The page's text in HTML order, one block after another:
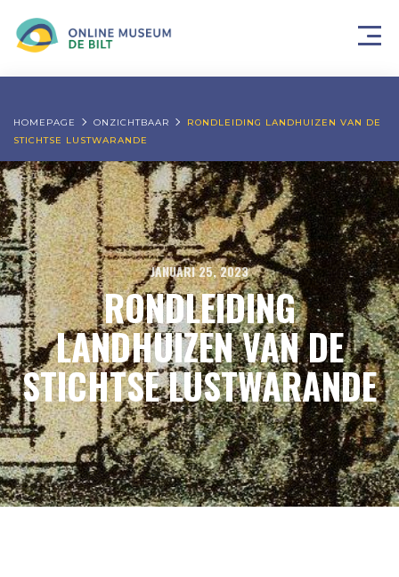
HOMEPAGE ONZICHTBAAR
RONDLEIDING LANDHUIZEN VAN DE
STICHTSE LUSTWARANDE
JANUARI 25, 2023
RONDLEIDING
LANDHUIZEN VAN DE
STICHTSE LUSTWARANDE